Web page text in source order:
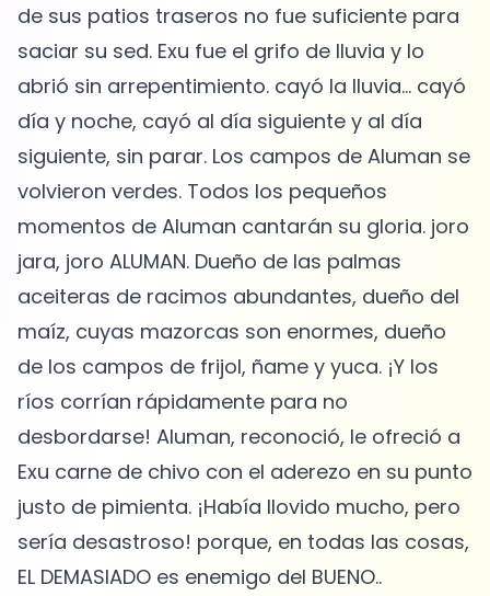
de sus patios traseros no fue suficiente para
saciar su sed. Exu fue el grifo de lluvia y lo
abrió sin arrepentimiento. cayó la lluvia... cayó
día y noche, cayó al día siguiente y al día
siguiente, sin parar. Los campos de Aluman se
volvieron verdes. Todos los pequeños
momentos de Aluman cantarán su gloria. joro
jara, joro ALUMAN. Dueño de las palmas
aceiteras de racimos abundantes, dueño del
maíz, cuyas mazorcas son enormes, dueño
de los campos de frijol, ñame y yuca. ¡Y los
ríos corrían rápidamente para no
desbordarse! Aluman, reconoció, le ofreció a
Exu carne de chivo con el aderezo en su punto
justo de pimienta. ¡Había llovido mucho, pero
sería desastroso! porque, en todas las cosas,